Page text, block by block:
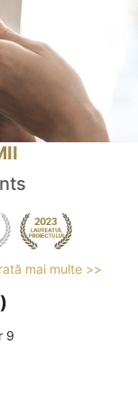
mai multe >>
9